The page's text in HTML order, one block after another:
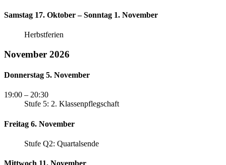
Samstag 17. Oktober – Sonntag 1. November
Herbstferien
November 2026
Donnerstag 5. November
19:00 – 20:30
Stufe 5: 2. Klassenpflegschaft
Freitag 6. November
Stufe Q2: Quartalsende